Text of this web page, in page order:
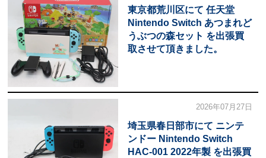
東京都荒川区にて 任天堂
Nintendo Switch あつまれど
うぶつの森セット を出張買
取させて頂きました。
2026年07月27日
埼玉県春日部市にて ニンテ
ンドー Nintendo Switch
HAC-001 2022年製 を出張買